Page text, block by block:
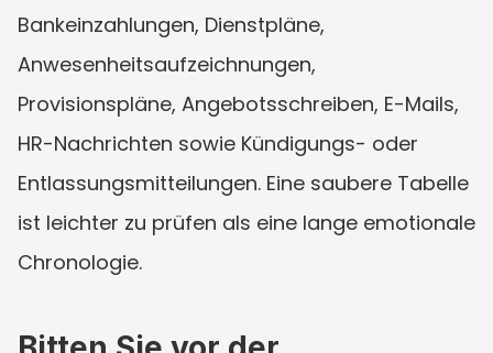
Bankeinzahlungen, Dienstpläne,
Anwesenheitsaufzeichnungen,
Provisionspläne, Angebotsschreiben, E-Mails,
HR-Nachrichten sowie Kündigungs- oder
Entlassungsmitteilungen. Eine saubere Tabelle
ist leichter zu prüfen als eine lange emotionale
Chronologie.